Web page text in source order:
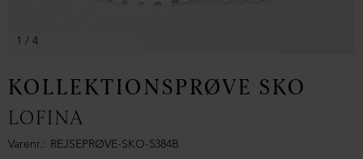
1 / 4
KOLLEKTIONSPRØVE SKO
LOFINA
Varenr. REJSEPRØVE-SKO-5384B